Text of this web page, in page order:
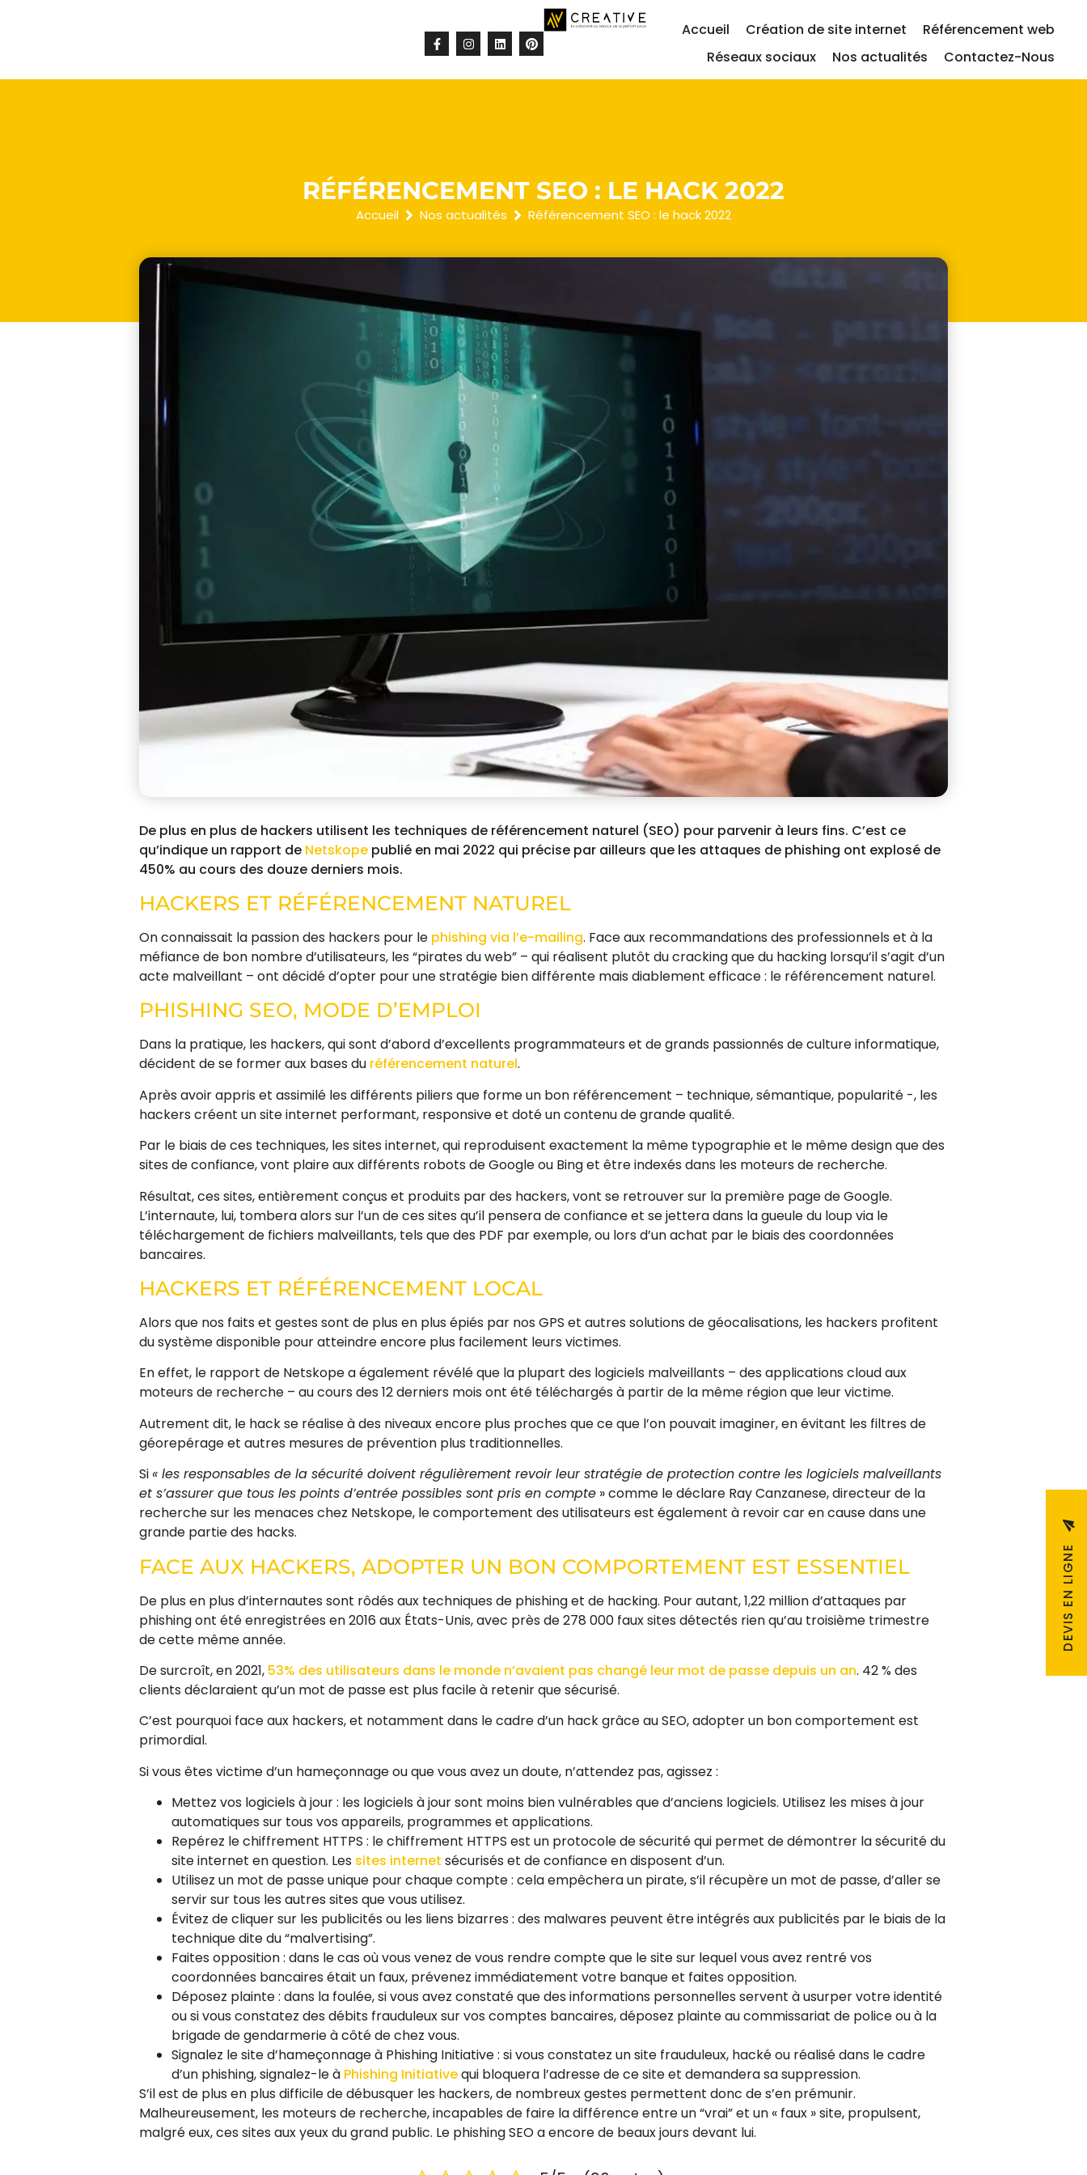
Accueil Création de site internet
Référencement web
Réseaux sociaux
Nos actualités Contactez-Nous
DEVIS EN LIGNE
RÉFÉRENCEMENT SEO : LE HACK 2022
Accueil Nos actualités Référencement SEO : le hack 2022
De plus en plus de hackers utilisent les techniques de référencement naturel (SEO) pour parvenir à leurs fins. C’est ce
qu’indique un rapport de Netskope publié en mai 2022 qui précise par ailleurs que les attaques de phishing ont explosé de
450% au cours des douze derniers mois.
HACKERS ET RÉFÉRENCEMENT NATUREL
On connaissait la passion des hackers pour le phishing via l’e-mailing. Face aux recommandations des professionnels et à la
méfiance de bon nombre d’utilisateurs, les “pirates du web” – qui réalisent plutôt du cracking que du hacking lorsqu’il s’agit d’un
acte malveillant – ont décidé d’opter pour une stratégie bien différente mais diablement efficace : le référencement naturel.
PHISHING SEO, MODE D’EMPLOI
Dans la pratique, les hackers, qui sont d’abord d’excellents programmateurs et de grands passionnés de culture informatique,
décident de se former aux bases du référencement naturel.
Après avoir appris et assimilé les différents piliers que forme un bon référencement – technique, sémantique, popularité -, les
hackers créent un site internet performant, responsive et doté un contenu de grande qualité.
Par le biais de ces techniques, les sites internet, qui reproduisent exactement la même typographie et le même design que des
sites de confiance, vont plaire aux différents robots de Google ou Bing et être indexés dans les moteurs de recherche.
Résultat, ces sites, entièrement conçus et produits par des hackers, vont se retrouver sur la première page de Google.
L’internaute, lui, tombera alors sur l’un de ces sites qu’il pensera de confiance et se jettera dans la gueule du loup via le
téléchargement de fichiers malveillants, tels que des PDF par exemple, ou lors d’un achat par le biais des coordonnées
bancaires.
HACKERS ET RÉFÉRENCEMENT LOCAL
Alors que nos faits et gestes sont de plus en plus épiés par nos GPS et autres solutions de géocalisations, les hackers profitent
du système disponible pour atteindre encore plus facilement leurs victimes.
En effet, le rapport de Netskope a également révélé que la plupart des logiciels malveillants – des applications cloud aux
moteurs de recherche – au cours des 12 derniers mois ont été téléchargés à partir de la même région que leur victime.
Autrement dit, le hack se réalise à des niveaux encore plus proches que ce que l’on pouvait imaginer, en évitant les filtres de
géorepérage et autres mesures de prévention plus traditionnelles.
Si « les responsables de la sécurité doivent régulièrement revoir leur stratégie de protection contre les logiciels malveillants
et s’assurer que tous les points d’entrée possibles sont pris en compte » comme le déclare Ray Canzanese, directeur de la
recherche sur les menaces chez Netskope, le comportement des utilisateurs est également à revoir car en cause dans une
grande partie des hacks.
FACE AUX HACKERS, ADOPTER UN BON COMPORTEMENT EST ESSENTIEL
De plus en plus d’internautes sont rôdés aux techniques de phishing et de hacking. Pour autant, 1,22 million d’attaques par
phishing ont été enregistrées en 2016 aux États-Unis, avec près de 278 000 faux sites détectés rien qu’au troisième trimestre
de cette même année.
De surcroît, en 2021, 53% des utilisateurs dans le monde n’avaient pas changé leur mot de passe depuis un an. 42 % des
clients déclaraient qu’un mot de passe est plus facile à retenir que sécurisé.
C’est pourquoi face aux hackers, et notamment dans le cadre d’un hack grâce au SEO, adopter un bon comportement est
primordial.
Si vous êtes victime d’un hameçonnage ou que vous avez un doute, n’attendez pas, agissez :
Mettez vos logiciels à jour : les logiciels à jour sont moins bien vulnérables que d’anciens logiciels. Utilisez les mises à jour
automatiques sur tous vos appareils, programmes et applications.
Repérez le chiffrement HTTPS : le chiffrement HTTPS est un protocole de sécurité qui permet de démontrer la sécurité du
site internet en question. Les sites internet sécurisés et de confiance en disposent d’un.
Utilisez un mot de passe unique pour chaque compte : cela empêchera un pirate, s’il récupère un mot de passe, d’aller se
servir sur tous les autres sites que vous utilisez.
Évitez de cliquer sur les publicités ou les liens bizarres : des malwares peuvent être intégrés aux publicités par le biais de la
technique dite du “malvertising”.
Faites opposition : dans le cas où vous venez de vous rendre compte que le site sur lequel vous avez rentré vos
coordonnées bancaires était un faux, prévenez immédiatement votre banque et faites opposition.
Déposez plainte : dans la foulée, si vous avez constaté que des informations personnelles servent à usurper votre identité
ou si vous constatez des débits frauduleux sur vos comptes bancaires, déposez plainte au commissariat de police ou à la
brigade de gendarmerie à côté de chez vous.
Signalez le site d’hameçonnage à Phishing Initiative : si vous constatez un site frauduleux, hacké ou réalisé dans le cadre
d’un phishing, signalez-le à Phishing Initiativequi bloquera l’adresse de ce site et demandera sa suppression.
S’il est de plus en plus difficile de débusquer les hackers, de nombreux gestes permettent donc de s’en prémunir.
Malheureusement, les moteurs de recherche, incapables de faire la différence entre un “vrai” et un « faux » site, propulsent,
malgré eux, ces sites aux yeux du grand public. Le phishing SEO a encore de beaux jours devant lui.